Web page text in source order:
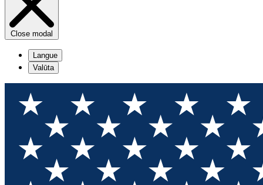
Close modal
Langue
Valūta